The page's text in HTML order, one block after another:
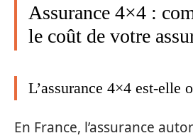
Assurance 4×4 :
le coût de votre
L’assurance 4×4 est-elle
En France, l’assurance